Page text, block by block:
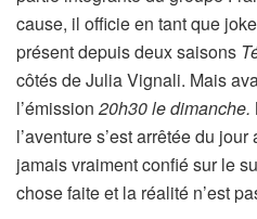
cause, il officie en tant que
présent depuis deux saisons
côtés de Julia Vignali. Mais
l’émission 20h30 le dimanche.
l’aventure s’est arrêtée du
jamais vraiment confié sur le
chose faite et la réalité n’est